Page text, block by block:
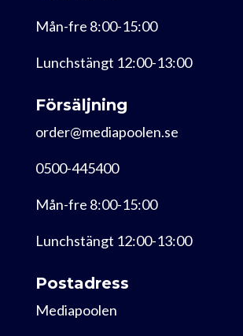
Mån-fre 8:00-15:00
Lunchstängt 12:00-13:00
Försäljning
order@mediapoolen.se
0500-445400
Mån-fre 8:00-15:00
Lunchstängt 12:00-13:00
Postadress
Mediapoolen